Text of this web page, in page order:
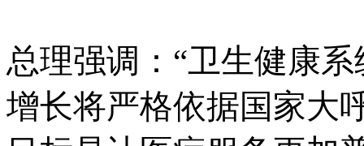
总理强调： “卫生健康
增长将严格依据国家大